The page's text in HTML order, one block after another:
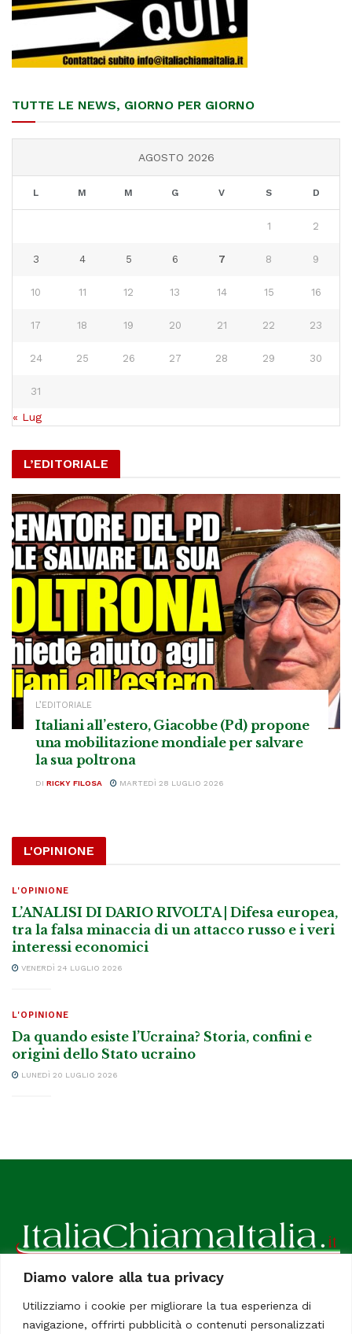
Diamo valore alla tua privacy
Utilizziamo i cookie per migliorare la tua esperienza di
navigazione, offrirti pubblicità o contenuti personalizzati
TUTTE LE NEWS, GIORNO PER GIORNO
AGOSTO 2026
L M M G V S D
1 2
3 4 5 6 7 8 9
10 11 12 13 14 15 16
17 18 19 20 21 22 23
24 25 26 27 28 29 30
31
« Lug
L’EDITORIALE
L’EDITORIALE
Italiani all’estero, Giacobbe (Pd) propone
una mobilitazione mondiale per salvare
la sua poltrona
DI RICKY FILOSA MARTEDÌ 28 LUGLIO 2026
L'OPINIONE
L'OPINIONE
L’ANALISI DI DARIO RIVOLTA | Difesa europea,
tra la falsa minaccia di un attacco russo e i veri
interessi economici
VENERDÌ 24 LUGLIO 2026
L'OPINIONE
Da quando esiste l’Ucraina? Storia, confini e
origini dello Stato ucraino
LUNEDÌ 20 LUGLIO 2026
ItaliaChiamaItalia, il TUO quotidiano online preferito.
Dedicato in particolare a tutti gli italiani residenti all'estero.